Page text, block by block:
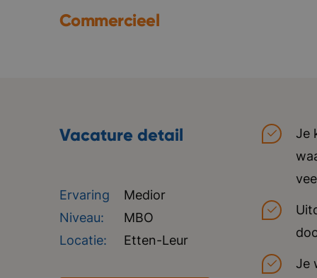
Commercieel
Vacature detail
Ervaring
Medior
Niveau:
MBO
Locatie:
Etten-Leur
Je
Je